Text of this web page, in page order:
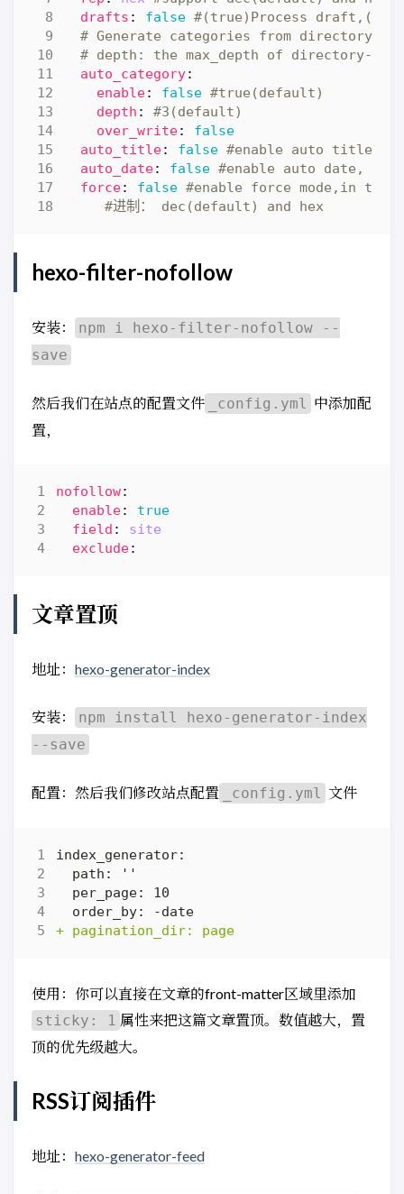
drafts : false #(true)Process
# Generate categories from directory-
# depth: the max_depth of directory-
auto_category:
enable: false #true(default)
depth :
#3(default)
over_write:
false
auto_title: false #enable auto title,
auto_date: false #enable auto date, it
force: false #enable force mode,in
#进制： dec(default) and hex
hexo-filter-nofollow
安装：
npm i hexo-filter-nofollow --
save
然后我们在站点的配置文件 _config.yml 中添加配
置，
nofollow:
enable:
true
field :
site
exclude:
文章置顶
地址： hexo-generator-index
安装：
npm install hexo-generator-index
--save
配置：然后我们修改站点配置 _config.yml 文件
使用：你可以直接在文章的front-matter区域里添加
sticky: 1 属性来把这篇文章置顶。数值越大，置
顶的优先级越大。
RSS订阅插件
地址： hexo-generator-feed